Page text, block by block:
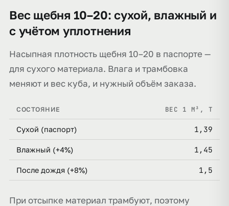
Вес щебня 10–20: сухой, влажный и
с учётом уплотнения
Насыпная плотность щебня 10–20 в паспорте —
для сухого материала. Влага и трамбовка
меняют и вес куба, и нужный объём заказа.
СОСТОЯНИЕ ВЕС 1 М³, Т
Сухой (паспорт) 1,39
Влажный (+4%) 1,45
После дождя (+8%) 1,5
При отсыпке материал трамбуют, поэтому